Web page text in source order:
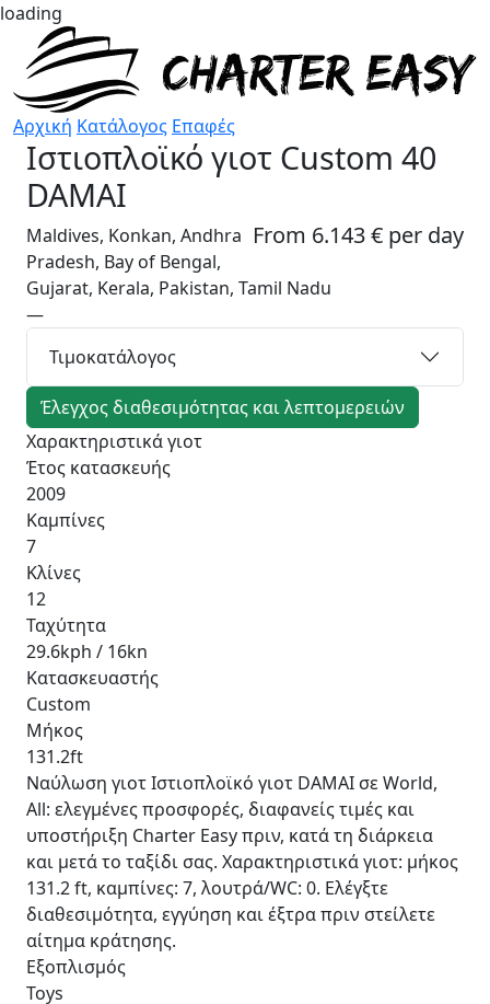
loading
Αρχική Κατάλογος Επαφές
Ιστιοπλοϊκό γιοτ Custom 40
DAMAI
From 6.143 € per day
Maldives, Konkan, Andhra
Pradesh, Bay of Bengal,
Gujarat, Kerala, Pakistan, Tamil Nadu
—
Τιμοκατάλογος
Έλεγχος διαθεσιμότητας και λεπτομερειών
Χαρακτηριστικά γιοτ
Έτος κατασκευής
2009
Καμπίνες
7
Κλίνες
12
Ταχύτητα
29.6kph / 16kn
Κατασκευαστής
Custom
Μήκος
131.2ft
Ναύλωση γιοτ Ιστιοπλοϊκό γιοτ DAMAI σε World,
All: ελεγμένες προσφορές, διαφανείς τιμές και
υποστήριξη Charter Easy πριν, κατά τη διάρκεια
και μετά το ταξίδι σας. Χαρακτηριστικά γιοτ: μήκος
131.2 ft, καμπίνες: 7, λουτρά/WC: 0. Ελέγξτε
διαθεσιμότητα, εγγύηση και έξτρα πριν στείλετε
αίτημα κράτησης.
Εξοπλισμός
Toys